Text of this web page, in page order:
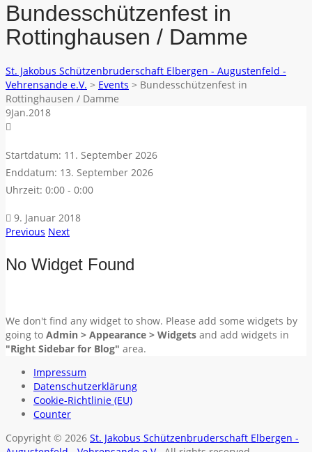
Bundesschützenfest in
Rottinghausen / Damme
St. Jakobus Schützenbruderschaft Elbergen - Augustenfeld -
Vehrensande e.V. > Events > Bundesschützenfest in
Rottinghausen / Damme
9Jan.2018
Startdatum: 11. September 2026
Enddatum: 13. September 2026
Uhrzeit: 0:00 - 0:00
9. Januar 2018
Previous Next
No Widget Found
We don't find any widget to show. Please add some widgets by
going to Admin > Appearance > Widgets and add widgets in
"Right Sidebar for Blog" area.
Impressum
Datenschutzerklärung
Cookie-Richtlinie (EU)
Counter
Copyright © 2026 St. Jakobus Schützenbruderschaft Elbergen -